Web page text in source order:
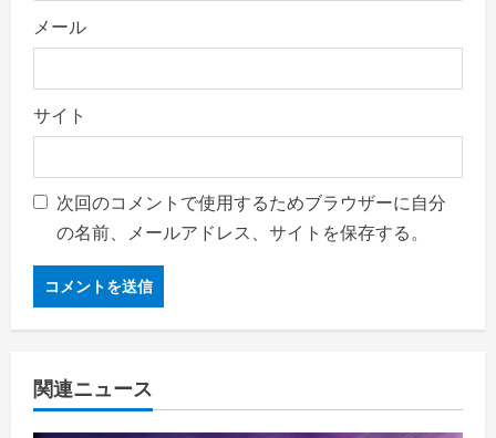
メール
サイト
次回のコメントで使用するためブラウザーに自分
の名前、メールアドレス、サイトを保存する。
関連ニュース